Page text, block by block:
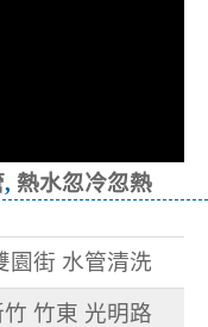
, 熱水忽冷忽熱
園街 水管清洗
竹東 光明路